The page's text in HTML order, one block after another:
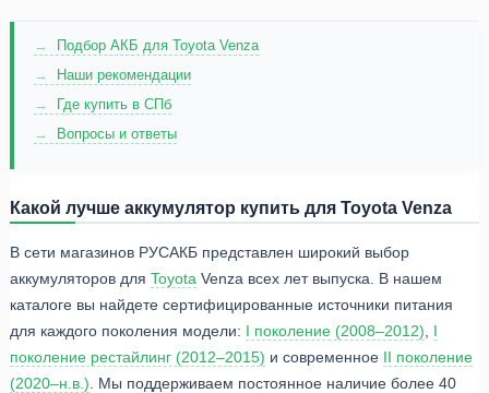
Подбор АКБ для Toyota Venza
Наши рекомендации
Где купить в СПб
Вопросы и ответы
Какой лучше аккумулятор купить для Toyota Venza
В сети магазинов РУСАКБ представлен широкий выбор
аккумуляторов для Toyota Venza всех лет выпуска. В нашем
каталоге вы найдете сертифицированные источники питания
для каждого поколения модели: I поколение (2008–2012)
I
поколение рестайлинг (2012–2015) и современное II поколение
(2020–н.в.) . Мы поддерживаем постоянное наличие более 40